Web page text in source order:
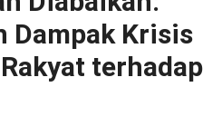
Dampak Krisis
terhadap